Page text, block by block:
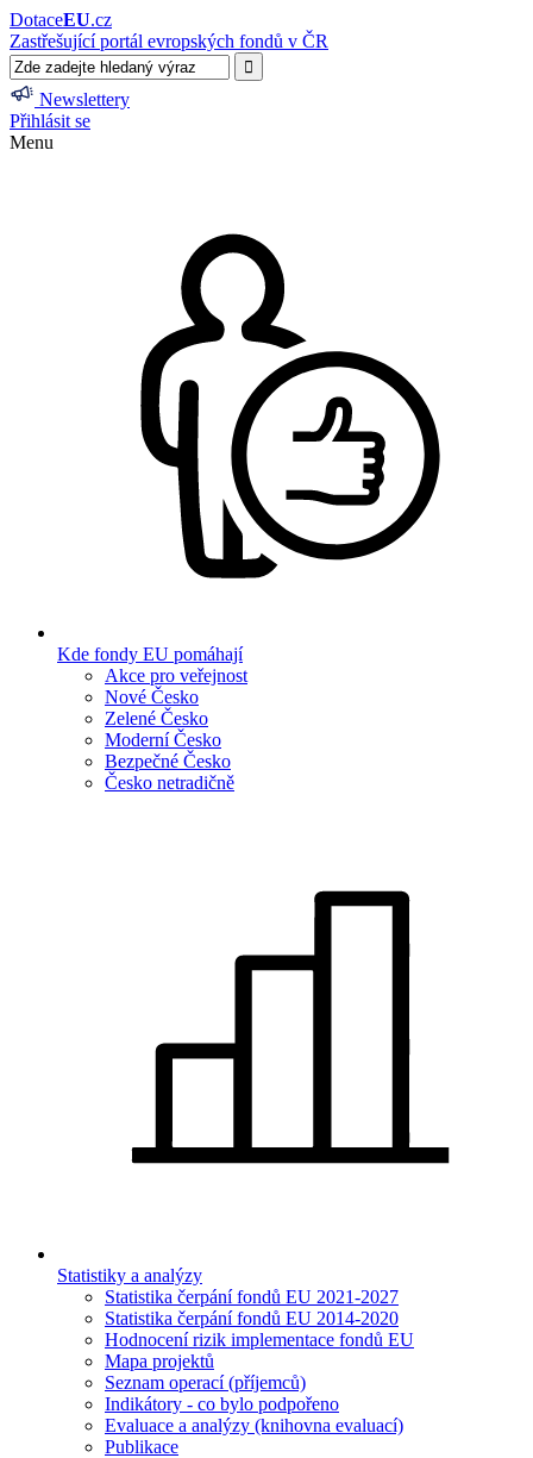
DotaceEU.cz
Zastřešující portál evropských fondů v ČR
Newslettery
Přihlásit se
Menu
Kde fondy EU pomáhají
Akce pro veřejnost
Nové Česko
Zelené Česko
Moderní Česko
Bezpečné Česko
Česko netradičně
Statistiky a analýzy
Statistika čerpání fondů EU 2021-2027
Statistika čerpání fondů EU 2014-2020
Hodnocení rizik implementace fondů EU
Mapa projektů
Seznam operací (příjemců)
Indikátory - co bylo podpořeno
Evaluace a analýzy (knihovna evaluací)
Publikace